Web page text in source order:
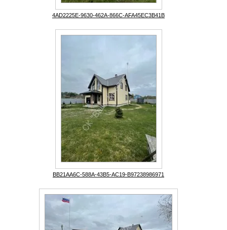
4AD2225E-9630-462A-866C-AFA45EC3B41B
BB21AA6C-588A-43B5-AC19-B97238986971